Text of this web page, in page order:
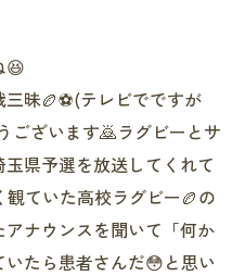
😆
昧🏉⚽️(テレビでですが
ございます🙇ラグビーとサ
県予選を放送してくれて
ていた高校ラグビー🏉の
ナウンスを聞いて「何か
たら患者さんだ😳と思い